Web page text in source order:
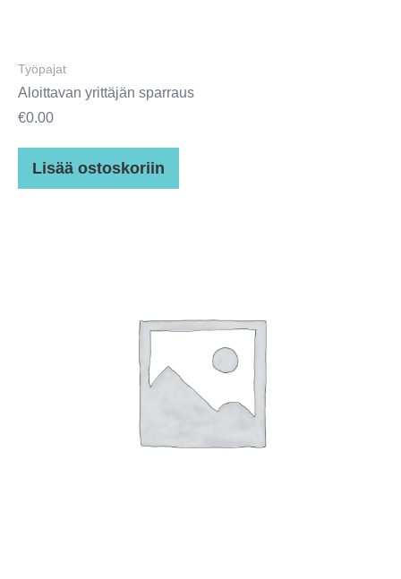
Työpajat
Aloittavan yrittäjän sparraus
€0.00
Lisää ostoskoriin